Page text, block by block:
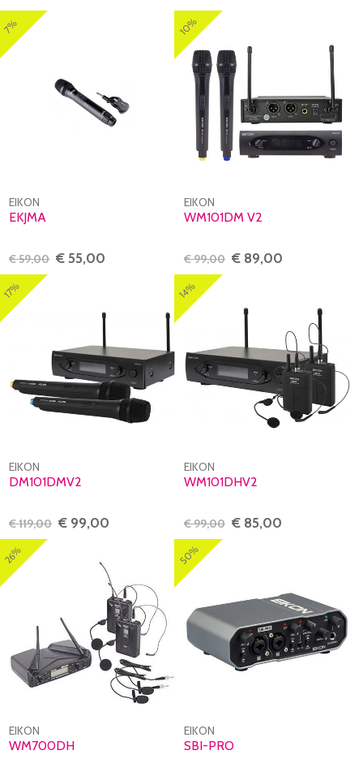
7%
EIKON
EKJMA
€ 59,00 € 55,00
10%
EIKON
WM101DM V2
€ 99,00 € 89,00
17%
EIKON
DM101DMV2
€ 119,00 € 99,00
14%
EIKON
WM101DHV2
€ 99,00 € 85,00
26%
EIKON
WM700DH
50%
EIKON
SBI-PRO